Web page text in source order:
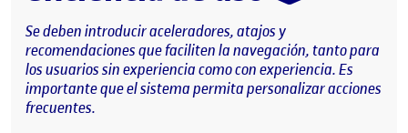
Se deben introducir aceleradores, atajos y
recomendaciones que faciliten la navegación, tanto para
los usuarios sin experiencia como con experiencia. Es
importante que el sistema permita personalizar acciones
frecuentes.